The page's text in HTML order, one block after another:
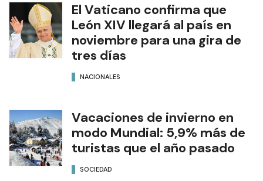
El Vaticano confirma que
León XIV llegará al país en
noviembre para una gira de
tres días
NACIONALES
Vacaciones de invierno en
modo Mundial: 5,9% más de
turistas que el año pasado
SOCIEDAD